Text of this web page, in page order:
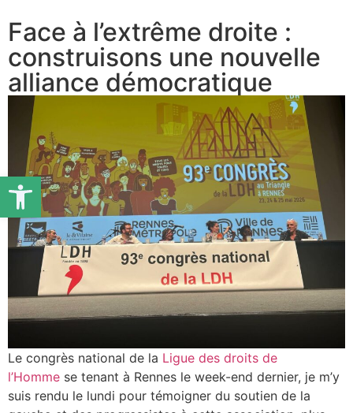
Ouvrir la barre d’outils
Face à l’extrême droite :
construisons une nouvelle
alliance démocratique
Le congrès national de la Ligue des droits de
l’Homme se tenant à Rennes le week-end dernier, je m’y
suis rendu le lundi pour témoigner du soutien de la